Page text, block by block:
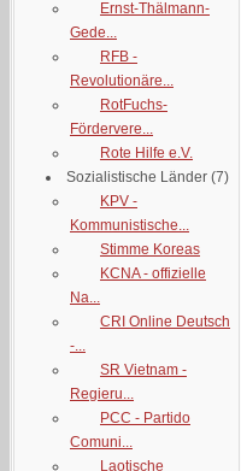
Ernst-Thälmann-
Gede...
RFB -
Revolutionäre...
RotFuchs-
Fördervere...
Rote Hilfe e.V.
Sozialistische Länder (7)
KPV -
Kommunistische...
Stimme Koreas
KCNA - offizielle
Na...
CRI Online Deutsch
-...
SR Vietnam -
Regieru...
PCC - Partido
Comuni...
Laotische